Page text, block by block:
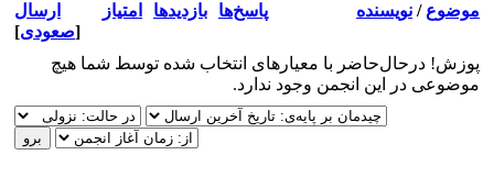
موضوع / نویسنده پاسخ‌ها بازدید‌ها امتیاز
ارسال
[صعودی]
پوزش! درحال‌حاضر با معیارهای انتخاب شده توسط شما هیچ
موضوعی در این انجمن وجود ندارد.